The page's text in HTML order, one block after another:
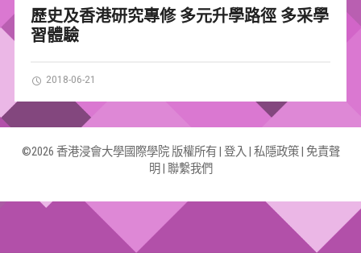
歷史及香港研究專修 多元升學路徑 多采學
習體驗
2018-06-21
©2026 香港浸會大學國際學院 版權所有 | 登入 私隱政策| 免責聲
明 聯繫我們